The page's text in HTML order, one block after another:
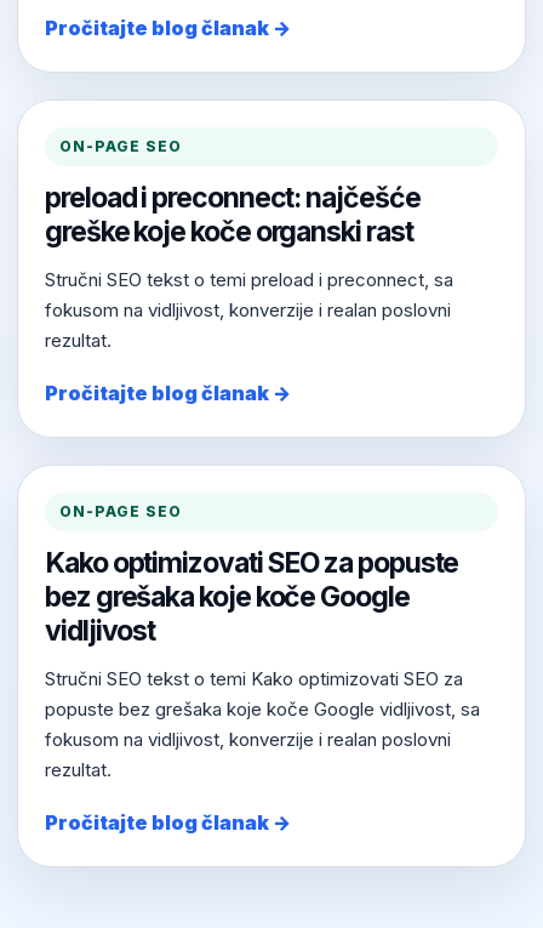
Pročitajte blog članak →
ON-PAGE SEO
preload i preconnect: najčešće
greške koje koče organski rast
Stručni SEO tekst o temi preload i preconnect, sa
fokusom na vidljivost, konverzije i realan poslovni
rezultat.
Pročitajte blog članak →
ON-PAGE SEO
Kako optimizovati SEO za popuste
bez grešaka koje koče Google
vidljivost
Stručni SEO tekst o temi Kako optimizovati SEO za
popuste bez grešaka koje koče Google vidljivost, sa
fokusom na vidljivost, konverzije i realan poslovni
rezultat.
Pročitajte blog članak →